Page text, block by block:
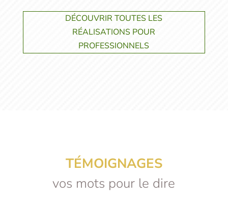
DÉCOUVRIR TOUTES LES
RÉALISATIONS POUR
PROFESSIONNELS
TÉMOIGNAGES
vos mots pour le dire